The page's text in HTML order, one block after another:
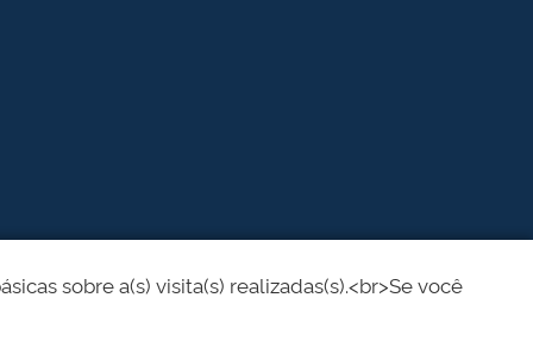
sobre a(s) visita(s) realizadas(s).<br>Se você